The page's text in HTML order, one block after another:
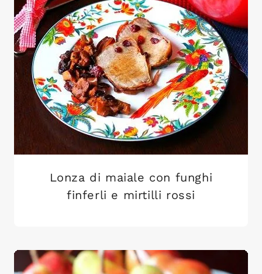
Lonza di maiale con funghi
finferli e mirtilli rossi